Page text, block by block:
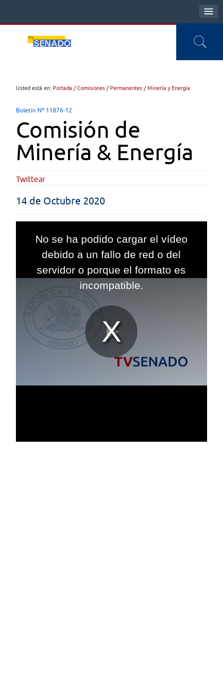
Usted está en: Portada /Comisiones / Permanentes /Minería y Energía
Boletín Nº 11876-12
Comisión de
Minería & Energía
Twittear
14 de Octubre 2020
window.
No se ha podido cargar el vídeo
debido a un fallo de red o del
servidor o porque el formato es
incompatible.